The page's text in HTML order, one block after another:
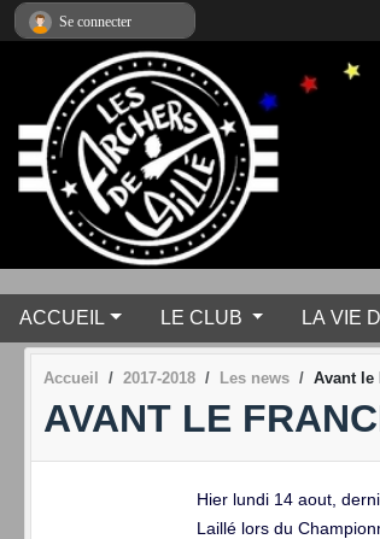
ACCUEIL LE CLUB LA VIE
Accueil 2017-2018 Les news Avant le
AVANT LE
Hier lundi 14 aout,
Laillé lors du
Se connecter
Panneau de gestion des cookies